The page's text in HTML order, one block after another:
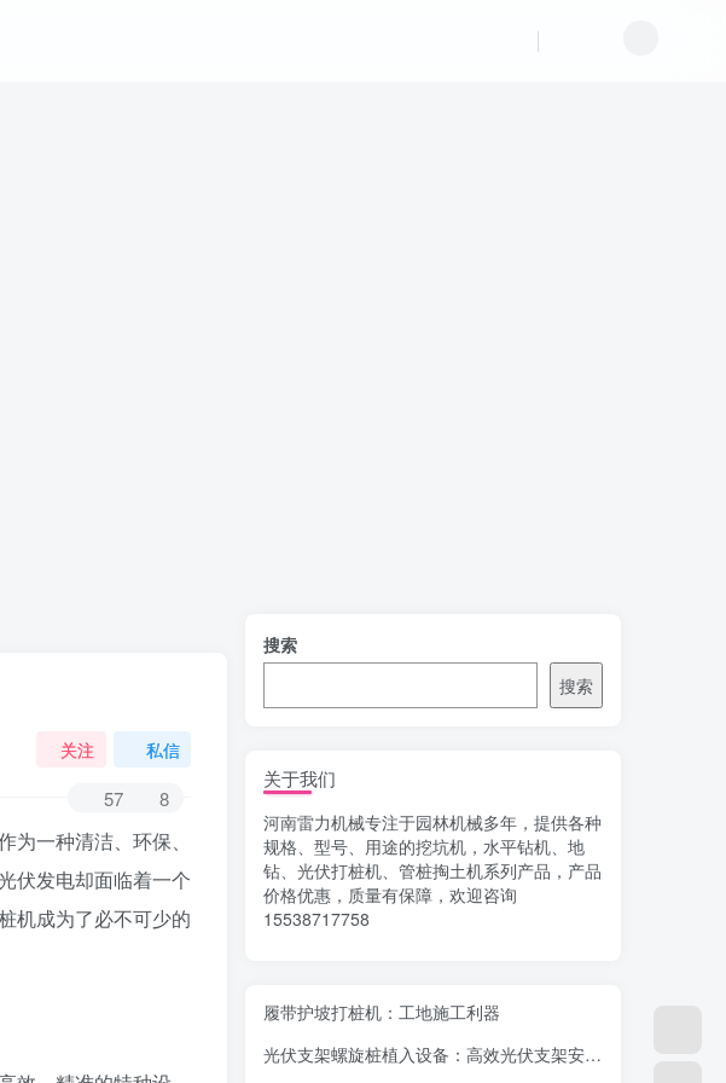
关注 私信
57 8
一种清洁、环保、
伏发电却面临着一个
机成为了必不可少的
搜索
搜索
关于我们
河南雷力机械专注于园林机械多年，提供各种
规格、型号、用途的挖坑机，水平钻机、地
钻、光伏打桩机、管桩掏土机系列产品，产品
价格优惠，质量有保障，欢迎咨询
15538717758
履带护坡打桩机：工地施工利器
光伏支架螺旋桩植入设备：高效光伏支架安装工具，螺旋桩植入快速稳固